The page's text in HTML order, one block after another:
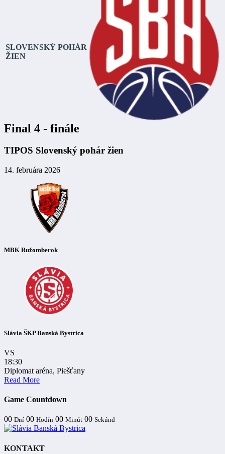
SLOVENSKÝ POHÁR
ŽIEN
Final 4 - finále
TIPOS Slovenský pohár žien
14. februára 2026
MBK Ružomberok
Slávia ŠKP Banská Bystrica
VS
18:30
Diplomat aréna, Piešťany
Read More
Game Countdown
00 Dní 00 Hodín 00 Minút 00 Sekúnd
KONTAKT